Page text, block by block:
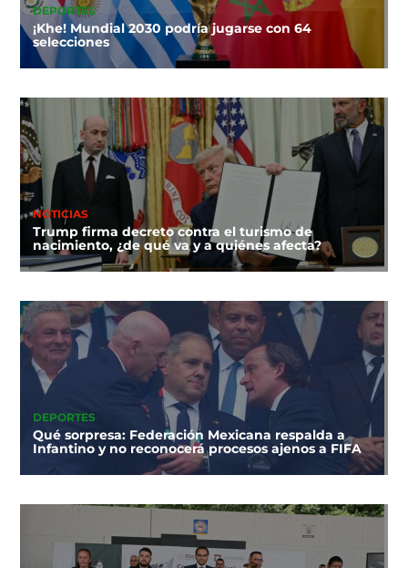
DEPORTES
¡Khe! Mundial 2030 podría jugarse con 64
selecciones
NOTICIAS
Trump firma decreto contra el turismo de
nacimiento, ¿de qué va y a quiénes afecta?
DEPORTES
Qué sorpresa: Federación Mexicana respalda a
Infantino y no reconocerá procesos ajenos a FIFA